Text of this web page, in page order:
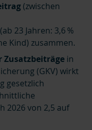
(zwischen
(ab 23 Jahren: 3,6 %
Kind) zusammen.
Zusatzbeiträge in
(GKV) wirkt
gesetzlich
2026 von 2,5 auf